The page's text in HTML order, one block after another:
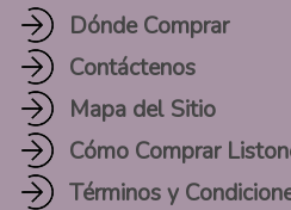
Dónde Comprar
Contáctenos
Mapa del Sitio
Cómo Comprar
Términos y